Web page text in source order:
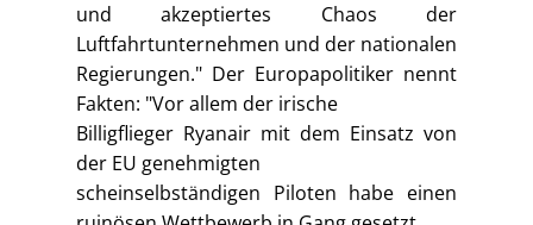
und akzeptiertes Chaos der
Luftfahrtunternehmen und der nationalen
Regierungen." Der Europapolitiker nennt
Fakten: "Vor allem der irische
Billigflieger Ryanair mit dem Einsatz von
der EU genehmigten
scheinselbständigen Piloten habe einen